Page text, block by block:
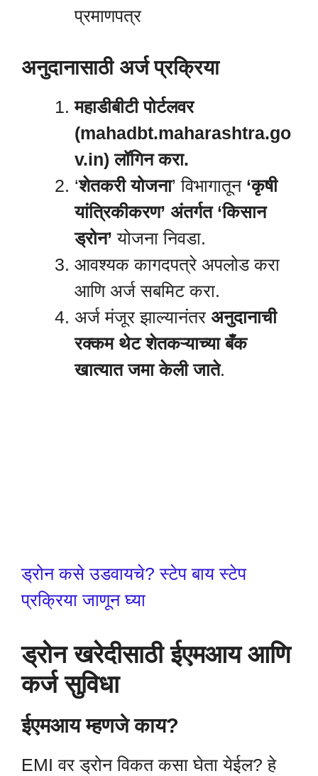
प्रमाणपत्र
अनुदानासाठी अर्ज प्रक्रिया
महाडीबीटी पोर्टलवर
(mahadbt.maharashtra.go
v.in) लॉगिन करा.
‘शेतकरी योजना’ विभागातून ‘कृषी
यांत्रिकीकरण’ अंतर्गत ‘किसान
ड्रोन’ योजना निवडा.
आवश्यक कागदपत्रे अपलोड करा
आणि अर्ज सबमिट करा.
अर्ज मंजूर झाल्यानंतर अनुदानाची
रक्कम थेट शेतकऱ्याच्या बँक
खात्यात जमा केली जाते.
ड्रोन कसे उडवायचे? स्टेप बाय स्टेप
प्रक्रिया जाणून घ्या
ड्रोन खरेदीसाठी ईएमआय आणि
कर्ज सुविधा
ईएमआय म्हणजे काय?
EMI वर ड्रोन विकत कसा घेता येईल? हे